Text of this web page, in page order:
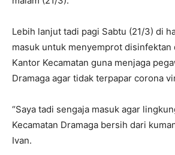
Lebih lanjut tadi pagi Sabtu (21/3) di
masuk untuk menyemprot disinfektan
Kantor Kecamatan guna menjaga
Dramaga agar tidak terpapar corona
“Saya tadi sengaja masuk agar
Kecamatan Dramaga bersih dari
Ivan.